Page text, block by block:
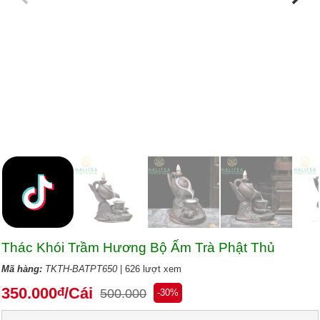
Thác Khói Trầm Hương Bộ Ấm Trà Phật Thủ
Mã hàng: TKTH-BATPT650 | 626 lượt xem
350.000đ/Cái 500.000 -30%